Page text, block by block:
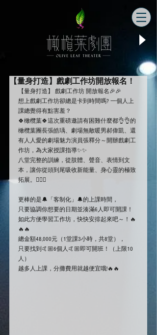
【量身打造】戲劇工作坊開放報名！
【量身打造】 戲劇工作坊 開放報名🎉🎉
想上戲劇工作坊卻總是卡到時間嗎? 一個人上
課總覺得有點害羞？
🍀橄欖葉🍀這次重磅邀請有困難什麼都👌👌的
橄欖葉團長張皓瑀、劇場無敵暖男郝偉凱、還
有人人愛的劇場魅力演員張釋分～開辦戲劇工
作坊，為大家授課指導✨✨
八堂完整的訓練，從肢體、聲音、表情到文
本，讓你從頭到尾吸收新能量、身心靈的極致
拓展。🧘🏽‍♂️
更棒的是🔔「客制化」🔔的上課時間，
只要協調你想要的日期並湊滿6人即可開課！
如此方便學習工作坊，快快安排起來吧～！🔥
🔥🔥
總金額48,000元（1堂課3小時，共8堂），
只要找到🤙🏼6個人🤙🏼即可開班！（上限10
人）
越多人上課，分攤費用就越便宜哦!🔥🔥